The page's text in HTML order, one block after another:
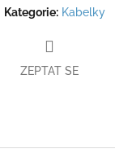
Kategorie: Kabelky
ZEPTAT SE